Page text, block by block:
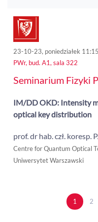
23-10-23, poniedziałek 11:15
PWr, bud. A1, sala 322
Seminarium Fizyki
IM/DD OKD: Intensity
optical key distribution
prof. dr hab. czł. koresp.
Centre for Quantum Optical
Uniwersytet Warszawski
1 2